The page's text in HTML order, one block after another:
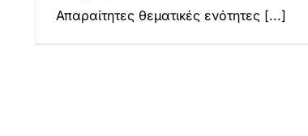
Απαραίτητες θεματικές ενότητες [...]